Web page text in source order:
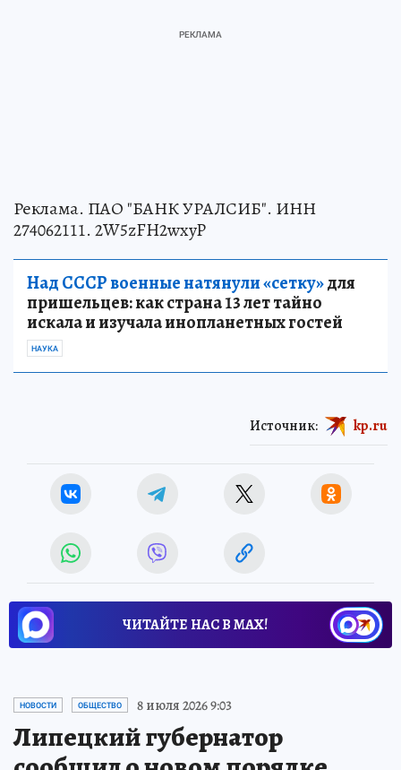
Реклама. ПАО "БАНК УРАЛСИБ". ИНН
274062111. 2W5zFH2wxyP
Над СССР военные натянули «сетку»для
пришельцев: как страна 13 лет тайно
искала и изучала инопланетных гостей
НАУКА
Источник: kp.ru
ЧИТАЙТЕ НАС В МАХ!
НОВОСТИ ОБЩЕСТВО 8 июля 2026 9:03
Липецкий губернатор